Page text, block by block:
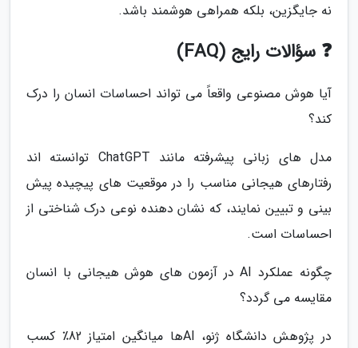
نه جایگزین، بلکه همراهی هوشمند باشد.
❓ سؤالات رایج (FAQ)
آیا هوش مصنوعی واقعاً می تواند احساسات انسان را درک
کند؟
مدل های زبانی پیشرفته مانند ChatGPT توانسته اند
رفتارهای هیجانی مناسب را در موقعیت های پیچیده پیش
بینی و تبیین نمایند، که نشان دهنده نوعی درک شناختی از
احساسات است.
چگونه عملکرد AI در آزمون های هوش هیجانی با انسان
مقایسه می گردد؟
در پژوهش دانشگاه ژنو، AIها میانگین امتیاز 82٪ کسب